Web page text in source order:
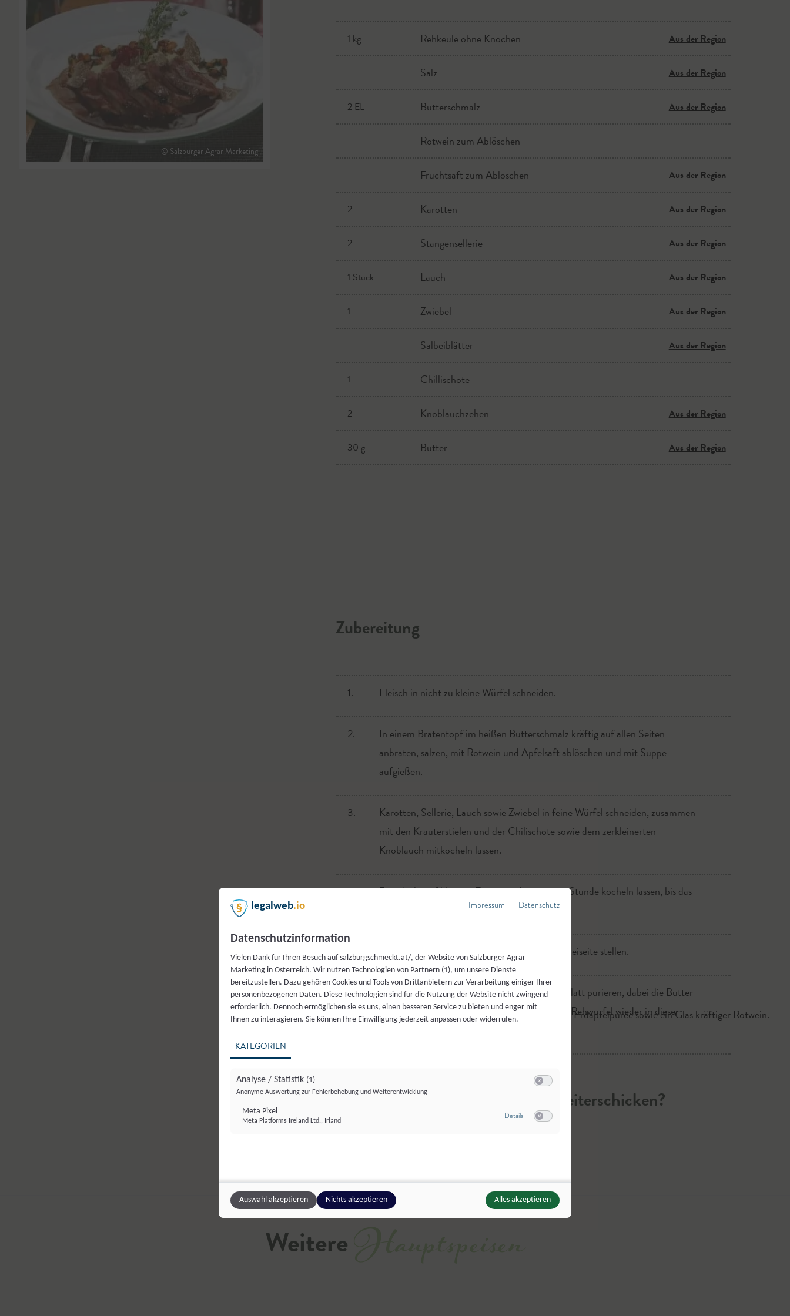
© Salzburger Agrar Marketing
1 kg Rehkeule ohne Knochen Aus der Region
Salz Aus der Region
2 EL Butterschmalz Aus der Region
Rotwein zum Ablöschen
Fruchtsaft zum Ablöschen Aus der Region
2 Karotten Aus der Region
2 Stangensellerie Aus der Region
1 Stück Lauch Aus der Region
1 Zwiebel Aus der Region
Salbeiblätter Aus der Region
1 Chillischote
2 Knoblauchzehen Aus der Region
30 g Butter Aus der Region
Zubereitung
1. Fleisch in nicht zu kleine Würfel schneiden.
2.
In einem Bratentopf im heißen Butterschmalz kräftig auf allen Seiten
anbraten, salzen, mit Rotwein und Apfelsaft ablöschen und mit Suppe
aufgießen.
3.
Karotten, Sellerie, Lauch sowie Zwiebel in feine Würfel schneiden, zusammen
mit den Kräuterstielen und der Chilischote sowie dem zerkleinerten
Knoblauch mitköcheln lassen.
4.
Zugedeckt auf kleinem Feuer mindestens eine Stunde köcheln lassen, bis das
5. Danach die Fleischwürfel herausnehmen und beiseite stellen.
6.
Die Sauce mit dem Mixstab aufschlagen und glatt pürieren, dabei die Butter
einrühren. Noch einmal abschmecken und die Rehwürfel wieder in dieser
Dazu schmecken Nudeln, Spätzle oder auch ein cremiges Erdäpfelpüree sowie ein Glas kräftiger Rotwein.
Dieses Rezept ausdrucken oder weiterschicken?
Weitere
legalweb.io Impressum Datenschutz
Datenschutzinformation
Vielen Dank für Ihren Besuch auf salzburgschmeckt.at/, der Website von Salzburger Agrar
Marketing in Österreich. Wir nutzen Technologien von Partnern (1), um unsere Dienste
bereitzustellen. Dazu gehören Cookies und Tools von Drittanbietern zur Verarbeitung einiger Ihrer
personenbezogenen Daten. Diese Technologien sind für die Nutzung der Website nicht zwingend
erforderlich. Dennoch ermöglichen sie es uns, einen besseren Service zu bieten und enger mit
Ihnen zu interagieren. Sie können Ihre Einwilligung jederzeit anpassen oder widerrufen.
KATEGORIEN
Analyse / Statistik (1)
Anonyme Auswertung zur Fehlerbehebung und Weiterentwicklung
Meta Pixel
Meta Platforms Ireland Ltd., Irland
Detailszu Meta Pixel
Auswahl akzeptieren Nichts akzeptieren Alles akzeptieren